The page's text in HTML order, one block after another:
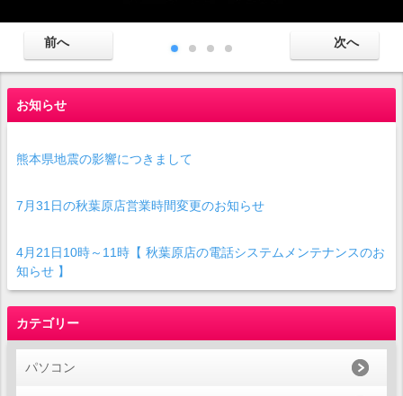
お知らせ
熊本県地震の影響につきまして
7月31日の秋葉原店営業時間変更のお知らせ
4月21日10時～11時【 秋葉原店の電話システムメンテナンスのお
知らせ 】
カテゴリー
パソコン